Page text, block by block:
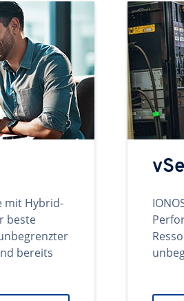
mit Hybrid-
beste
bereits